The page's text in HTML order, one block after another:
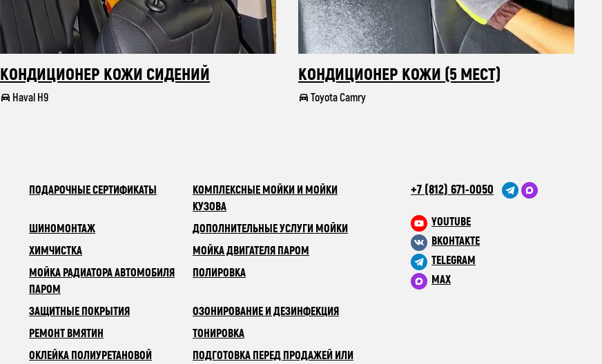
КОНДИЦИОНЕР КОЖИ СИДЕНИЙ
Haval H9
КОНДИЦИОНЕР КОЖИ (5 МЕСТ)
Toyota Camry
ПОДАРОЧНЫЕ СЕРТИФИКАТЫ
КОМПЛЕКСНЫЕ МОЙКИ И МОЙКИ
КУЗОВА
ШИНОМОНТАЖ
ДОПОЛНИТЕЛЬНЫЕ УСЛУГИ МОЙКИ
ХИМЧИСТКА
МОЙКА ДВИГАТЕЛЯ ПАРОМ
МОЙКА РАДИАТОРА АВТОМОБИЛЯ
ПАРОМ
ПОЛИРОВКА
ЗАЩИТНЫЕ ПОКРЫТИЯ
ОЗОНИРОВАНИЕ И ДЕЗИНФЕКЦИЯ
РЕМОНТ ВМЯТИН
ТОНИРОВКА
ОКЛЕЙКА ПОЛИУРЕТАНОВОЙ
ПОДГОТОВКА ПЕРЕД ПРОДАЖЕЙ ИЛИ
+7 (812) 671-0050
YOUTUBE
ВКОНТАКТЕ
TELEGRAM
MAX